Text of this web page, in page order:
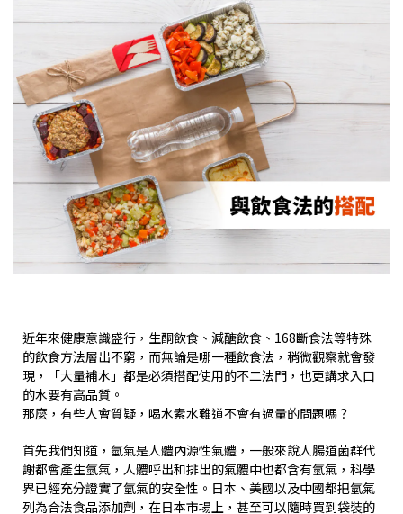
近年來健康意識盛行，生酮飲食、減醣飲食、168斷食法等特殊
的飲食方法層出不窮，而無論是哪一種飲食法，稍微觀察就會發
現，「大量補水」都是必須搭配使用的不二法門，也更講求入口
的水要有高品質。
那麼，有些人會質疑，喝水素水難道不會有過量的問題嗎？
首先我們知道，氫氣是人體內源性氣體，一般來說人腸道菌群代
謝都會產生氫氣，人體呼出和排出的氣體中也都含有氫氣，科學
界已經充分證實了氫氣的安全性。日本、美國以及中國都把氫氣
列為合法食品添加劑，在日本市場上，甚至可以隨時買到袋裝的